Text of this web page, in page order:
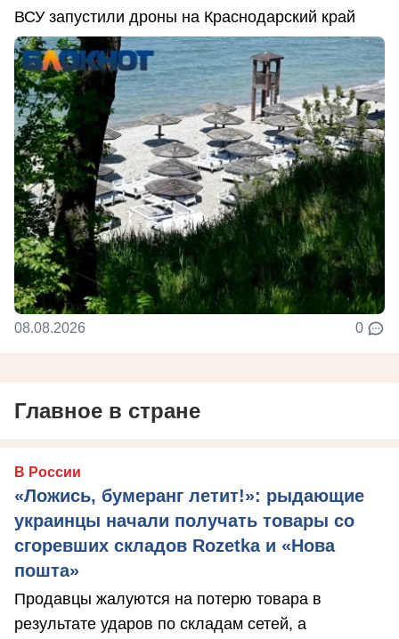
ВСУ запустили дроны на Краснодарский край
08.08.2026 0
Главное в стране
В России
«Ложись, бумеранг летит!»: рыдающие
украинцы начали получать товары со
сгоревших складов Rozetka и «Нова
пошта»
Продавцы жалуются на потерю товара в
результате ударов по складам сетей, а